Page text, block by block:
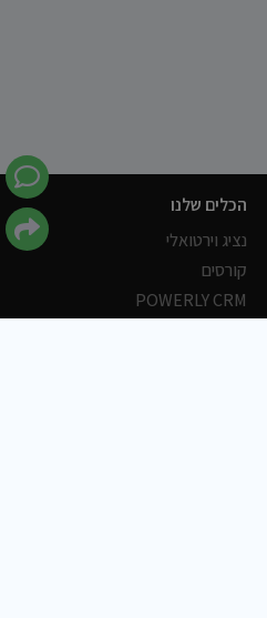
הכלים שלנו
נציג וירטואלי
קורסים
POWERLY CRM